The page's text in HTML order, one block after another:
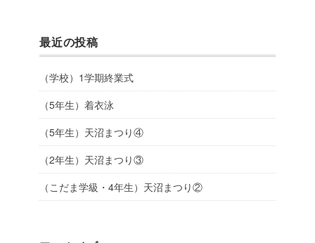
最近の投稿
（学校）1学期終業式
（5年生）着衣泳
（5年生）天沼まつり④
（2年生）天沼まつり③
（こだま学級・4年生）天沼まつり②